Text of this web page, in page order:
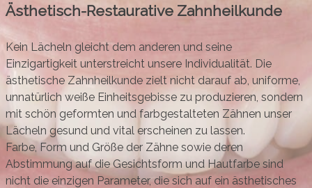
Ästhetisch-Restaurative Zahnheilkunde
Kein Lächeln gleicht dem anderen und seine
Einzigartigkeit unterstreicht unsere Individualität. Die
ästhetische Zahnheilkunde zielt nicht darauf ab, uniforme,
unnatürlich weiße Einheitsgebisse zu produzieren, sondern
mit schön geformten und farbgestalteten Zähnen unser
Lächeln gesund und vital erscheinen zu lassen.
Farbe, Form und Größe der Zähne sowie deren
Abstimmung auf die Gesichtsform und Hautfarbe sind
nicht die einzigen Parameter, die sich auf ein ästhetisches